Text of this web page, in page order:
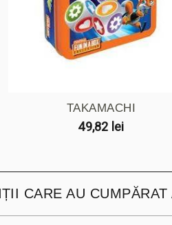
TAKAMACHI
49,82 lei
CARE AU